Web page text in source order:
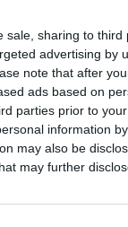
sale, sharing to
advertising by
note that after
ads based on
parties prior to
information
may also be
may further